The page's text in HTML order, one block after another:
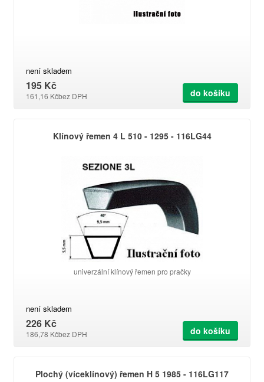
není skladem
195 Kč
161,16 Kčbez DPH do košíku
Klínový řemen 4 L 510 - 1295 - 116LG44
univerzální klínový řemen pro pračky
není skladem
226 Kč
186,78 Kčbez DPH do košíku
Plochý (víceklínový) řemen H 5 1985 - 116LG117